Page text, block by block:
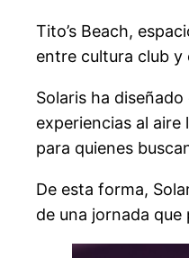
Tito’s Beach,
entre cultura club y
Solaris ha
experiencias al
para quienes
De esta forma,
de una jornada